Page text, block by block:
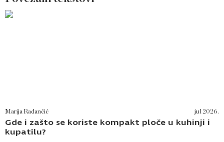
Marija Radančić jul 2026.
Gde i zašto se koriste kompakt ploče u kuhinji i
kupatilu?